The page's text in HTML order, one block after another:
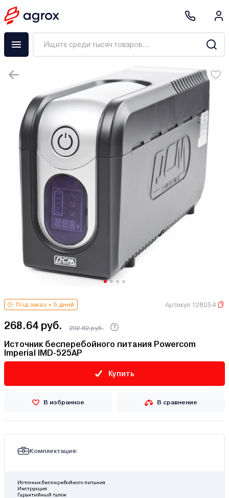
Под заказ 5 дней Артикул 128054
268.64 руб. 292.82 руб.
Источник бесперебойного питания Powercom
Imperial IMD-525AP
Купить
В избранное В сравнение
Комплектация:
Источник бесперебойного питания
Инструкция
Гарантийный талон